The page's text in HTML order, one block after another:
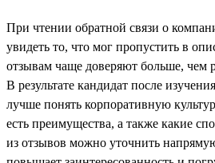
При чтении обратной связи о
увидеть то, что мог пропустить в
отзывам чаще доверяют больше, чем
В результате кандидат после
лучше понять корпоративную
есть преимущества, а также какие
из отзывов можно уточнить